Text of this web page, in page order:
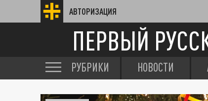
АВТОРИЗАЦИЯ
ПЕРВЫЙ
РУБРИКИ НОВОСТИ